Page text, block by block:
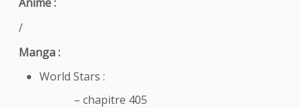
/
Manga :
World Stars :
– chapitre 405